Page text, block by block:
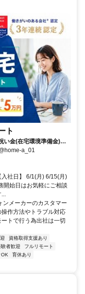
ト
い金(在宅環境準備金)最
てフルリモートなので
a_01
社日】 6/1(月) 6/15(月)
始日はお気軽にご相談
メーカーのカスタマー
作方法やトラブル対応
トで行う為出社は一切
資格取得支援あり
者歓迎
フルリモート
OK
育休あり